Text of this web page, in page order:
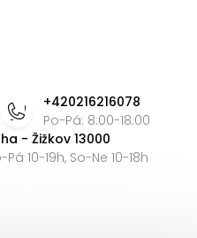
+420216216078
Po-Pá: 8:00-18:00
- Žižkov 13000
10-19h, So-Ne 10-18h